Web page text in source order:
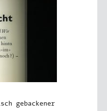
gebackener